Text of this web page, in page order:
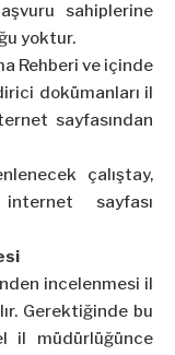
sahiplerine
yoktur.
Rehberi ve içinde
dokümanları il
sayfasından
çalıştay,
sayfası
incelenmesi il
Gerektiğinde bu
il müdürlüğünce